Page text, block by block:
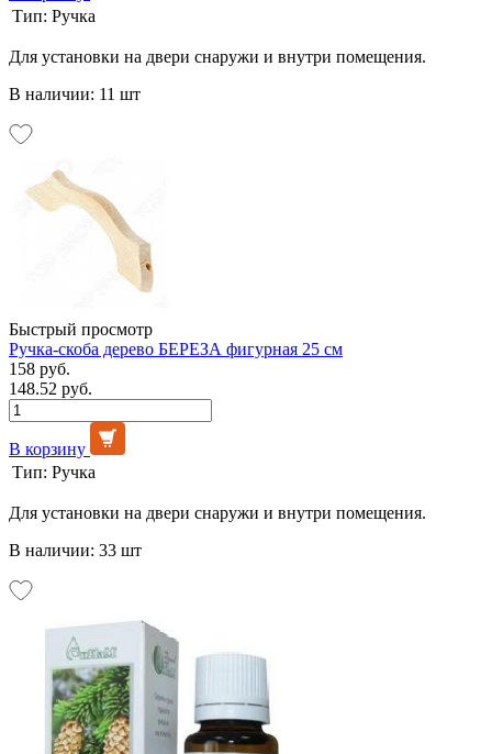
Тип: Ручка
Для установки на двери снаружи и внутри помещения.
В наличии: 11 шт
Быстрый просмотр
Ручка-скоба дерево БЕРЕЗА фигурная 25 см
158 руб.
148.52 руб.
В корзину
Тип: Ручка
Для установки на двери снаружи и внутри помещения.
В наличии: 33 шт